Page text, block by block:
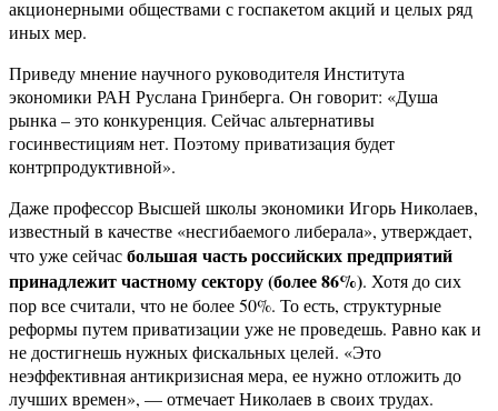
акционерными обществами с госпакетом акций и целых ряд
иных мер.
Приведу мнение научного руководителя Института
экономики РАН Руслана Гринберга. Он говорит: «Душа
рынка – это конкуренция. Сейчас альтернативы
госинвестициям нет. Поэтому приватизация будет
контрпродуктивной».
Даже профессор Высшей школы экономики Игорь Николаев,
известный в качестве «несгибаемого либерала», утверждает,
что уже сейчасбольшая часть российских предприятий
принадлежит частному сектору (более 86%). Хотя до сих
пор все считали, что не более 50%. То есть, структурные
реформы путем приватизации уже не проведешь. Равно как и
не достигнешь нужных фискальных целей. «Это
неэффективная антикризисная мера, ее нужно отложить до
лучших времен», — отмечает Николаев в своих трудах.